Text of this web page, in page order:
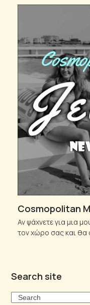
Cosmopolitan
Αν ψάχνετε για μια
τον χώρο σας και θα
Search site
Search